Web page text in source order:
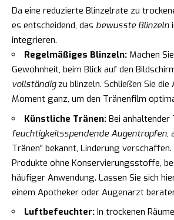
Da eine reduzierte Blinzelrate zu
es entscheidend, das bewusste Blinzeln
integrieren.
Regelmäßiges Blinzeln: Machen
Gewohnheit, beim Blick auf den
vollständigzu blinzeln. Schließen Sie die
Moment ganz, um den Tränenfilm
Künstliche Tränen: Bei anhaltender
feuchtigkeitsspendende Augentropfen,
Tränen" bekannt, Linderung
Produkte ohne Konservierungsstoffe,
häufiger Anwendung. Lassen Sie sich
einem Apotheker oder Augenarzt
Luftbefeuchter: In trockenen